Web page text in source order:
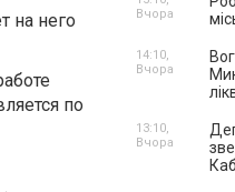
на него
по
Вчора
14:10,
Вчора
13:10,
Вчора